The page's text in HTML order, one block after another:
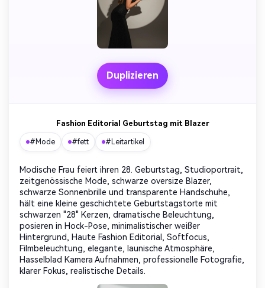
Duplizieren
Fashion Editorial Geburtstag mit Blazer
#Mode #fett #Leitartikel
Modische Frau feiert ihren 28. Geburtstag, Studioportrait,
zeitgenössische Mode, schwarze oversize Blazer,
schwarze Sonnenbrille und transparente Handschuhe,
hält eine kleine geschichtete Geburtstagstorte mit
schwarzen "28" Kerzen, dramatische Beleuchtung,
posieren in Hock-Pose, minimalistischer weißer
Hintergrund, Haute Fashion Editorial, Softfocus,
Filmbeleuchtung, elegante, launische Atmosphäre,
Hasselblad Kamera Aufnahmen, professionelle Fotografie,
klarer Fokus, realistische Details.